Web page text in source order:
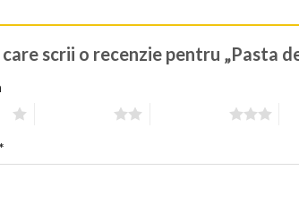
scrii o recenzie pentru „Pasta
*